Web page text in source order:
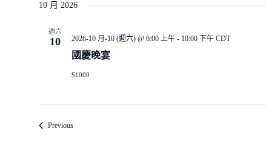
10 月 2026
週六
10
國慶晚宴
2026-10 月-10 (週六) @ 6:00 上午- 10:00 下午 CDT
$1000
PreviousEvents